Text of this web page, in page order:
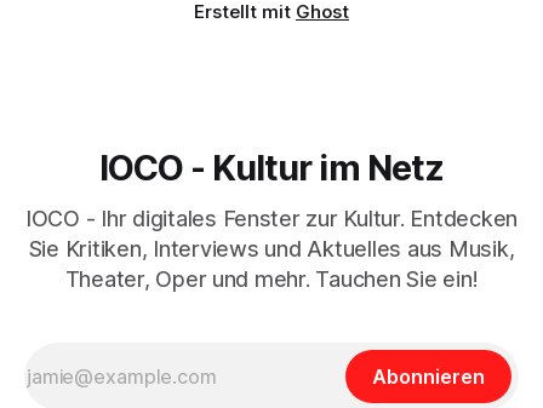
Erstellt mit Ghost
IOCO - Kultur im Netz
IOCO - Ihr digitales Fenster zur Kultur. Entdecken
Sie Kritiken, Interviews und Aktuelles aus Musik,
Theater, Oper und mehr. Tauchen Sie ein!
Abonnieren